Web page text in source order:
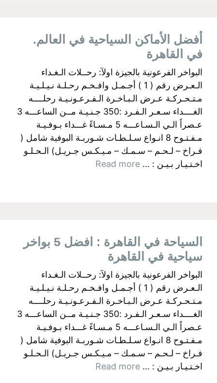
أفضل الأماكن السياحية في العالم.
في القاهرة
البواخر الفرعونية بالجيزة اولآ: رحــلات الـغـداء
الـعـرض رقم ( 1 ) أجـمـل وافـخـم رحـلـة نـيـلـيـة
مـتـحـركـة عـرض الـبـاخـرة الـفـرعـونـيـة رحلــــه
الغــــداء سـعـر الـفـرد :350 جـنـيـة مــن الساعـــه 3
عـصراً الـي الـسـاعـــه 5 مـسـاءً غـــداء بـوفـيـة
مـفـتـوح 8 انـواع سـلـطـات شـوربـة البوفية شامل (
فـراخ – لـحـم – سـمـك – مـيـكـس جـريـل) الـحـلـو
اخـتـيـار بـيـن : … Read more
السياحة في القاهرة : افضل 5 بواخر
سياحية في القاهرة
البواخر الفرعونية بالجيزة اولآ: رحــلات الـغـداء
الـعـرض رقم ( 1 ) أجـمـل وافـخـم رحـلـة نـيـلـيـة
مـتـحـركـة عـرض الـبـاخـرة الـفـرعـونـيـة رحلــــه
الغــــداء سـعـر الـفـرد :350 جـنـيـة مــن الساعـــه 3
عـصراً الـي الـسـاعـــه 5 مـسـاءً غـــداء بـوفـيـة
مـفـتـوح 8 انـواع سـلـطـات شـوربـة البوفية شامل (
فـراخ – لـحـم – سـمـك – مـيـكـس جـريـل) الـحـلـو
اخـتـيـار بـيـن : … Read more